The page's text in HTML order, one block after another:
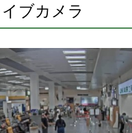
ブカメラ